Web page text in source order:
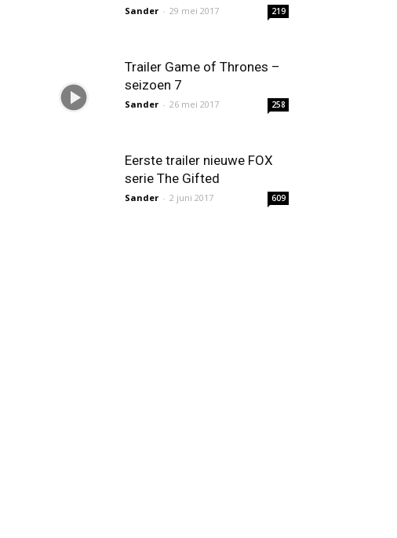
Sander - 29 mei 2017 219
Trailer Game of Thrones –
seizoen 7
Sander - 26 mei 2017 258
Eerste trailer nieuwe FOX
serie The Gifted
Sander - 2 juni 2017 609